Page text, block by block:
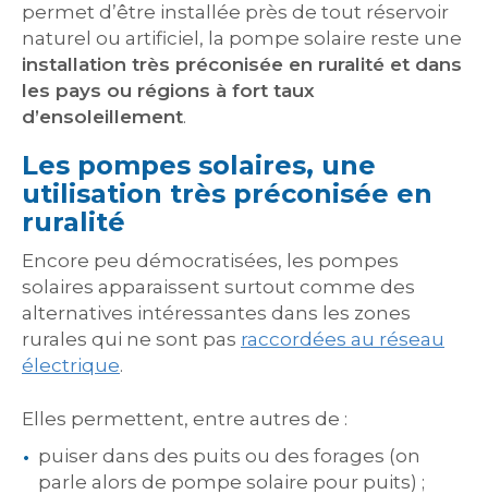
permet d’être installée près de tout réservoir
naturel ou artificiel, la pompe solaire reste une
installation très préconisée en ruralité et dans
les pays ou régions à fort taux
d’ensoleillement.
Les pompes solaires, une
utilisation très préconisée en
ruralité
Encore peu démocratisées, les pompes
solaires apparaissent surtout comme des
alternatives intéressantes dans les zones
rurales qui ne sont pas raccordées au réseau
électrique.
Elles permettent, entre autres de :
puiser dans des puits ou des forages (on
parle alors de pompe solaire pour puits) ;